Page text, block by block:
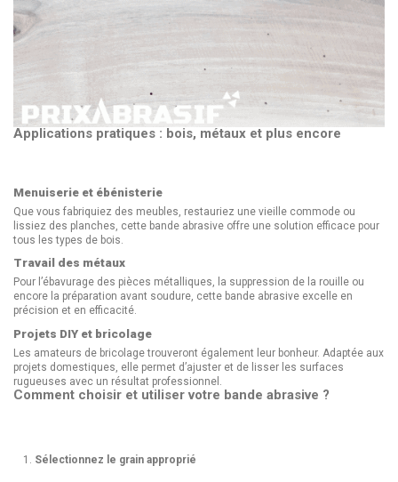
Applications pratiques : bois, métaux et plus encore
Menuiserie et ébénisterie
Que vous fabriquiez des meubles, restauriez une vieille commode ou
lissiez des planches, cette bande abrasive offre une solution efficace pour
tous les types de bois.
Travail des métaux
Pour l’ébavurage des pièces métalliques, la suppression de la rouille ou
encore la préparation avant soudure, cette bande abrasive excelle en
précision et en efficacité.
Projets DIY et bricolage
Les amateurs de bricolage trouveront également leur bonheur. Adaptée aux
projets domestiques, elle permet d’ajuster et de lisser les surfaces
rugueuses avec un résultat professionnel.
Comment choisir et utiliser votre bande abrasive ?
Sélectionnez le grain approprié